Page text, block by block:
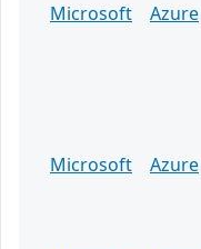
Microsoft
Azure
Microsoft
Azure